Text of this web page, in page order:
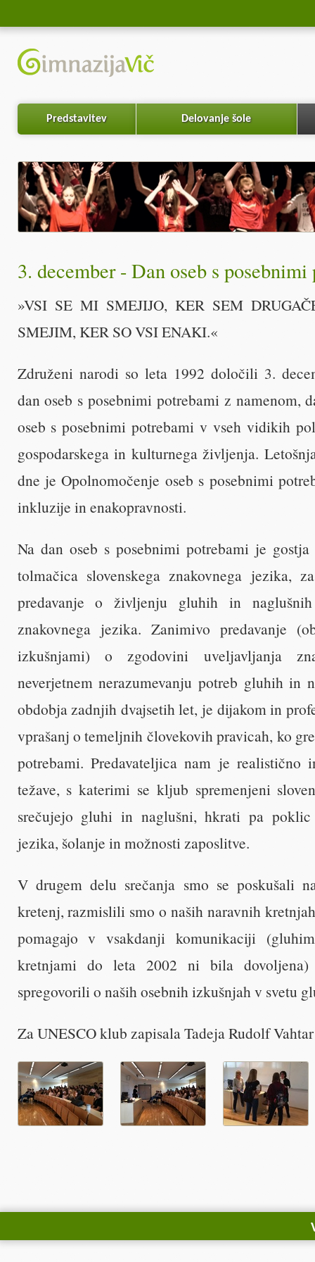
Predstavitev Delovanje šole
3. december - Dan oseb s
»VSI SE MI SMEJIJO, KER SEM
SMEJIM, KER SO VSI ENAKI.«
Združeni narodi so leta 1992 določili 3.
dan oseb s posebnimi potrebami z namenom,
oseb s posebnimi potrebami v vseh vidikih
gospodarskega in kulturnega življenja.
dne je Opolnomočenje oseb s posebnimi
inkluzije in enakopravnosti.
Na dan oseb s posebnimi potrebami je gostja
tolmačica slovenskega znakovnega jezika,
predavanje o življenju gluhih in
znakovnega jezika. Zanimivo predavanje
izkušnjami) o zgodovini uveljavljanja
neverjetnem nerazumevanju potreb gluhih in
obdobja zadnjih dvajsetih let, je dijakom in
vprašanj o temeljnih človekovih pravicah, ko
potrebami. Predavateljica nam je realistično
težave, s katerimi se kljub spremenjeni
srečujejo gluhi in naglušni, hkrati pa poklic
jezika, šolanje in možnosti zaposlitve.
V drugem delu srečanja smo se poskušali
kretenj, razmislili smo o naših naravnih
pomagajo v vsakdanji komunikaciji
kretnjami do leta 2002 ni bila dovoljena)
spregovorili o naših osebnih izkušnjah v svetu
Za UNESCO klub zapisala Tadeja Rudolf Vahtar